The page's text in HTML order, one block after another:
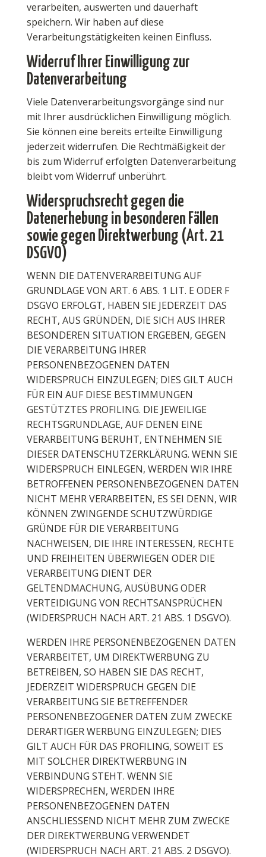
verarbeiten, auswerten und dauerhaft
speichern. Wir haben auf diese
Verarbeitungstätigkeiten keinen Einfluss.
Widerruf Ihrer Einwilligung zur
Datenverarbeitung
Viele Datenverarbeitungsvorgänge sind nur
mit Ihrer ausdrücklichen Einwilligung möglich.
Sie können eine bereits erteilte Einwilligung
jederzeit widerrufen. Die Rechtmäßigkeit der
bis zum Widerruf erfolgten Datenverarbeitung
bleibt vom Widerruf unberührt.
Widerspruchsrecht gegen die
Datenerhebung in besonderen Fällen
sowie gegen Direktwerbung (Art. 21
DSGVO)
WENN DIE DATENVERARBEITUNG AUF
GRUNDLAGE VON ART. 6 ABS. 1 LIT. E ODER F
DSGVO ERFOLGT, HABEN SIE JEDERZEIT DAS
RECHT, AUS GRÜNDEN, DIE SICH AUS IHRER
BESONDEREN SITUATION ERGEBEN, GEGEN
DIE VERARBEITUNG IHRER
PERSONENBEZOGENEN DATEN
WIDERSPRUCH EINZULEGEN; DIES GILT AUCH
FÜR EIN AUF DIESE BESTIMMUNGEN
GESTÜTZTES PROFILING. DIE JEWEILIGE
RECHTSGRUNDLAGE, AUF DENEN EINE
VERARBEITUNG BERUHT, ENTNEHMEN SIE
DIESER DATENSCHUTZERKLÄRUNG. WENN SIE
WIDERSPRUCH EINLEGEN, WERDEN WIR IHRE
BETROFFENEN PERSONENBEZOGENEN DATEN
NICHT MEHR VERARBEITEN, ES SEI DENN, WIR
KÖNNEN ZWINGENDE SCHUTZWÜRDIGE
GRÜNDE FÜR DIE VERARBEITUNG
NACHWEISEN, DIE IHRE INTERESSEN, RECHTE
UND FREIHEITEN ÜBERWIEGEN ODER DIE
VERARBEITUNG DIENT DER
GELTENDMACHUNG, AUSÜBUNG ODER
VERTEIDIGUNG VON RECHTSANSPRÜCHEN
(WIDERSPRUCH NACH ART. 21 ABS. 1 DSGVO).
WERDEN IHRE PERSONENBEZOGENEN DATEN
VERARBEITET, UM DIREKTWERBUNG ZU
BETREIBEN, SO HABEN SIE DAS RECHT,
JEDERZEIT WIDERSPRUCH GEGEN DIE
VERARBEITUNG SIE BETREFFENDER
PERSONENBEZOGENER DATEN ZUM ZWECKE
DERARTIGER WERBUNG EINZULEGEN; DIES
GILT AUCH FÜR DAS PROFILING, SOWEIT ES
MIT SOLCHER DIREKTWERBUNG IN
VERBINDUNG STEHT. WENN SIE
WIDERSPRECHEN, WERDEN IHRE
PERSONENBEZOGENEN DATEN
ANSCHLIESSEND NICHT MEHR ZUM ZWECKE
DER DIREKTWERBUNG VERWENDET
(WIDERSPRUCH NACH ART. 21 ABS. 2 DSGVO).